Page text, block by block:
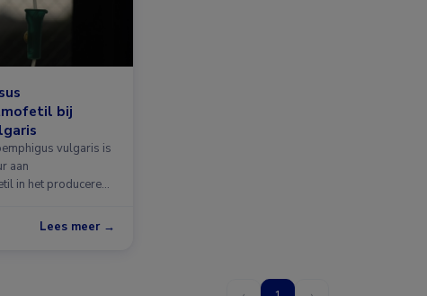
bij
vulgaris is
aan
in het produceren
Lees meer →